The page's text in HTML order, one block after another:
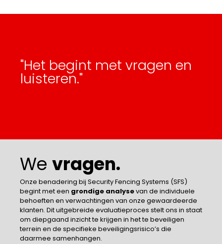
"Het begint met vragen en
luisteren."
We vragen.
Onze benadering bij Security Fencing Systems (SFS)
begint met een grondige analysevan de individuele
behoeften en verwachtingen van onze gewaardeerde
klanten. Dit uitgebreide evaluatieproces stelt ons in staat
om diepgaand inzicht te krijgen in het te beveiligen
terrein en de specifieke beveiligingsrisico’s die
daarmee samenhangen.